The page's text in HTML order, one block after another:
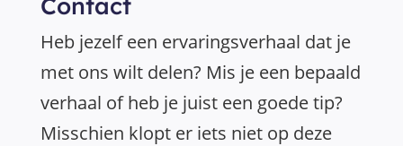
Heb jezelf een ervaringsverhaal dat je
met ons wilt delen? Mis je een bepaald
verhaal of heb je juist een goede tip?
Misschien klopt er iets niet op deze